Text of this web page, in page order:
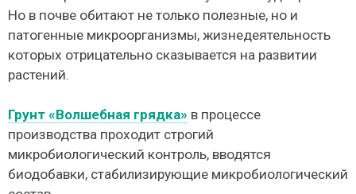
Но в почве обитают не только полезные, но и
патогенные микроорганизмы, жизнедеятельность
которых отрицательно сказывается на развитии
растений.
Грунт «Волшебная грядка» в процессе
производства проходит строгий
микробиологический контроль, вводятся
биодобавки, стабилизирующие микробиологический